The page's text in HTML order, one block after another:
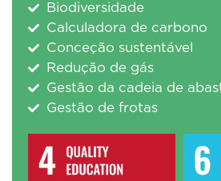
Biodiversidade
Calculadora de carbono
Conceção sustentável
Redução de gás
Gestão da cadeia de
Gestão de frotas